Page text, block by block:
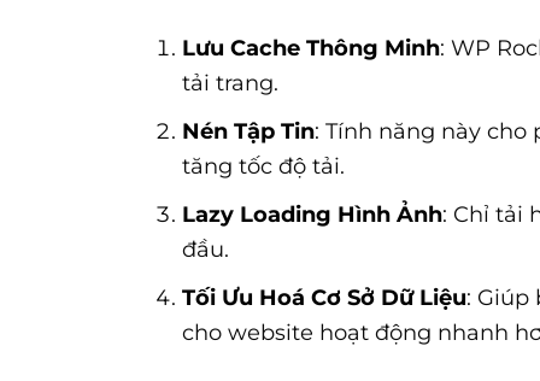
Lưu Cache Thông Minh: WP
tải trang.
Nén Tập Tin: Tính năng này cho
tăng tốc độ tải.
Lazy Loading Hình Ảnh: Chỉ tải
đầu.
Tối Ưu Hoá Cơ Sở Dữ Liệu: Giúp
cho website hoạt động nhanh